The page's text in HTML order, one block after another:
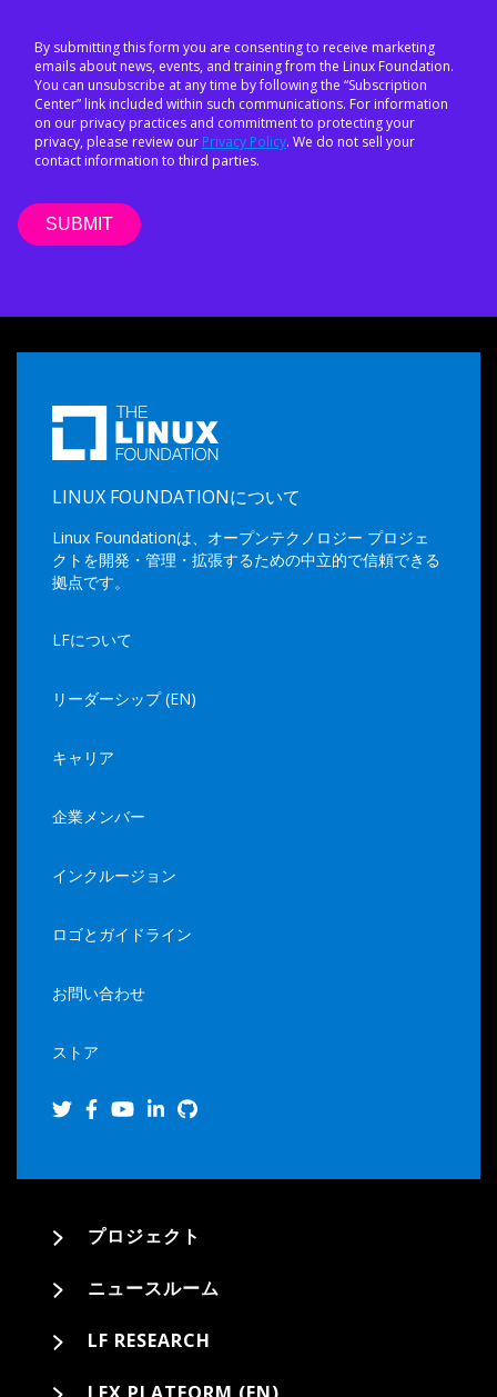
By submitting this form you are consenting to receive marketing
emails about news, events, and training from the Linux Foundation.
You can unsubscribe at any time by following the “Subscription
Center” link included within such communications. For information
on our privacy practices and commitment to protecting your
privacy, please review our Privacy Policy. We do not sell your
contact information to third parties.
LINUX FOUNDATIONについて
Linux Foundationは、オープンテクノロジー プロジェ
クトを開発・管理・拡張するための中立的で信頼できる
拠点です。
LFについて
リーダーシップ (EN)
キャリア
企業メンバー
インクルージョン
ロゴとガイドライン
お問い合わせ
ストア
プロジェクト
ニュースルーム
LF RESEARCH